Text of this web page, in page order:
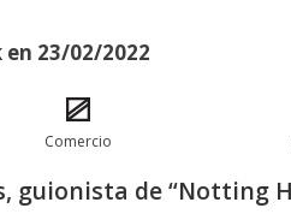
23/02/2022
Comercio
guionista de “Notting